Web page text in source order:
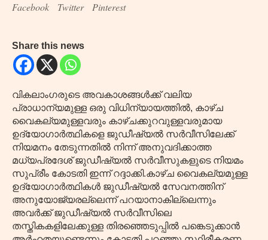
Facebook Twitter Pinterest
Share this news
വികലാംഗരുടെ അവകാശങ്ങൾക്ക് വലിയ
പ്രാധാന്യമുള്ള ഒരു വിധിന്യായത്തിൽ, കാഴ്ച
വൈകല്യമുള്ളവരും കാഴ്ചക്കുറവുള്ളവരുമായ
ഉദ്യോഗാർത്ഥികളെ ജുഡീഷ്യൽ സർവീസിലേക്ക്
നിയമനം തേടുന്നതിൽ നിന്ന് അനുവദിക്കാത്ത
മധ്യപ്രദേശ് ജുഡീഷ്യൽ സർവീസുകളുടെ നിയമം
സുപ്രീം കോടതി ഇന്ന് റദ്ദാക്കി.കാഴ്ച വൈകല്യമുള്ള
ഉദ്യോഗാർത്ഥികൾ ജുഡീഷ്യൽ സേവനത്തിന്
അനുയോജ്യരല്ലെന്ന് പറയാനാകില്ലെന്നും
അവർക്ക് ജുഡീഷ്യൽ സർവീസിലെ
തസ്തികകളിലേക്കുള്ള തിരഞ്ഞെടുപ്പിൽ പങ്കെടുക്കാൻ